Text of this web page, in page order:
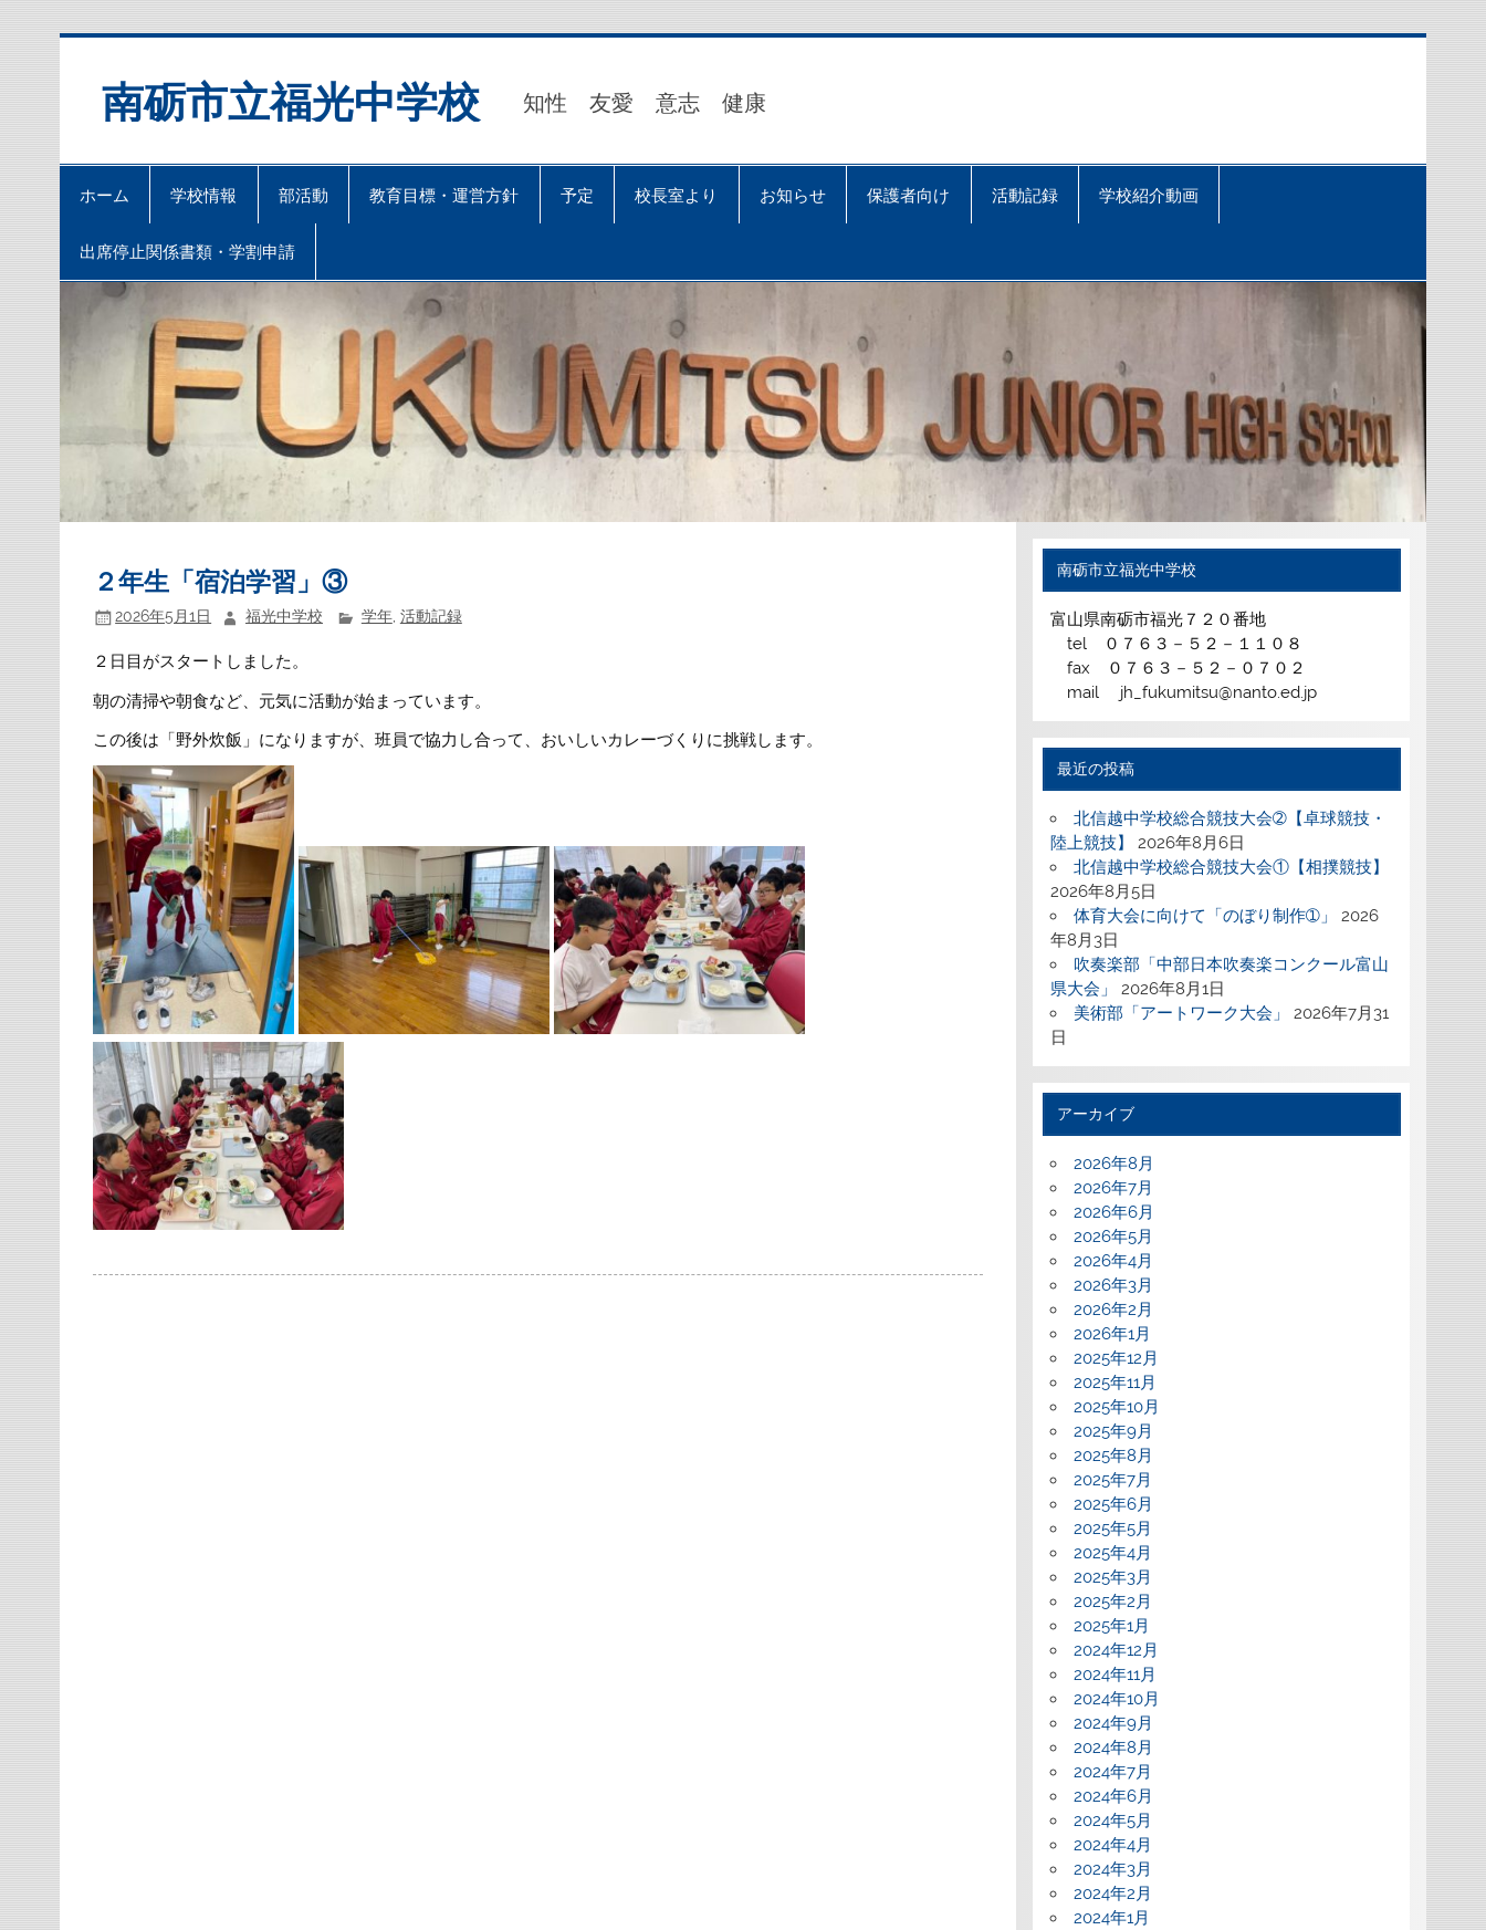
南砺市立福光中学校 知性 友愛 意志 健康
ホーム 学校情報 部活動 教育目標・運営方針 予定 校長室より お知らせ 保護者向け 活動記録 学校紹介動画
出席停止関係書類・学割申請
２年生「宿泊学習」③
2026年5月1日 福光中学校 学年, 活動記録
２日目がスタートしました。
朝の清掃や朝食など、元気に活動が始まっています。
この後は「野外炊飯」になりますが、班員で協力し合って、おいしいカレーづくりに挑戦します。
南砺市立福光中学校
富山県南砺市福光７２０番地
tel ０７６３－５２－１１０８
fax ０７６３－５２－０７０２
mail jh_fukumitsu@nanto.ed.jp
最近の投稿
北信越中学校総合競技大会➁【卓球競技・
陸上競技】
2026年8月6日
北信越中学校総合競技大会①【相撲競技】
2026年8月5日
体育大会に向けて「のぼり制作➀」
2026
年8月3日
吹奏楽部「中部日本吹奏楽コンクール富山
県大会」
2026年8月1日
美術部「アートワーク大会」
2026年7月31
日
アーカイブ
2026年8月
2026年7月
2026年6月
2026年5月
2026年4月
2026年3月
2026年2月
2026年1月
2025年12月
2025年11月
2025年10月
2025年9月
2025年8月
2025年7月
2025年6月
2025年5月
2025年4月
2025年3月
2025年2月
2025年1月
2024年12月
2024年11月
2024年10月
2024年9月
2024年8月
2024年7月
2024年6月
2024年5月
2024年4月
2024年3月
2024年2月
2024年1月